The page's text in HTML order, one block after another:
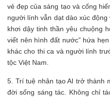
vẻ đẹp của sáng tạo và cống
người lính vẫn dạt dào xúc
khơi dậy tinh thần yêu chuộng
viết nên hình đất nước” hứa
khác cho thi ca và người lính
tộc Việt Nam.
5. Trí tuệ nhân tạo AI trở thành
đời sống sáng tác. Không chỉ